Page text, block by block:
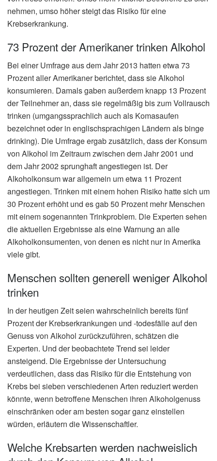
nehmen, umso höher steigt das Risiko für eine
Krebserkrankung.
73 Prozent der Amerikaner trinken Alkohol
Bei einer Umfrage aus dem Jahr 2013 hatten etwa 73
Prozent aller Amerikaner berichtet, dass sie Alkohol
konsumieren. Damals gaben außerdem knapp 13 Prozent
der Teilnehmer an, dass sie regelmäßig bis zum Vollrausch
trinken (umgangssprachlich auch als Komasaufen
bezeichnet oder in englischsprachigen Ländern als binge
drinking). Die Umfrage ergab zusätzlich, dass der Konsum
von Alkohol im Zeitraum zwischen dem Jahr 2001 und
dem Jahr 2002 sprunghaft angestiegen ist. Der
Alkoholkonsum war allgemein um etwa 11 Prozent
angestiegen. Trinken mit einem hohen Risiko hatte sich um
30 Prozent erhöht und es gab 50 Prozent mehr Menschen
mit einem sogenannten Trinkproblem. Die Experten sehen
die aktuellen Ergebnisse als eine Warnung an alle
Alkoholkonsumenten, von denen es nicht nur in Amerika
viele gibt.
Menschen sollten generell weniger Alkohol
trinken
In der heutigen Zeit seien wahrscheinlich bereits fünf
Prozent der Krebserkrankungen und -todesfälle auf den
Genuss von Alkohol zurückzuführen, schätzen die
Experten. Und der beobachtete Trend sei leider
ansteigend. Die Ergebnisse der Untersuchung
verdeutlichen, dass das Risiko für die Entstehung von
Krebs bei sieben verschiedenen Arten reduziert werden
könnte, wenn betroffene Menschen ihren Alkoholgenuss
einschränken oder am besten sogar ganz einstellen
würden, erläutern die Wissenschaftler.
Welche Krebsarten werden nachweislich